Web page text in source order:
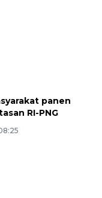
panen
RI-PNG
baru